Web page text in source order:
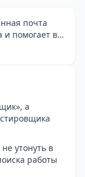
почта
и помогает в
а
утонуть в
работы